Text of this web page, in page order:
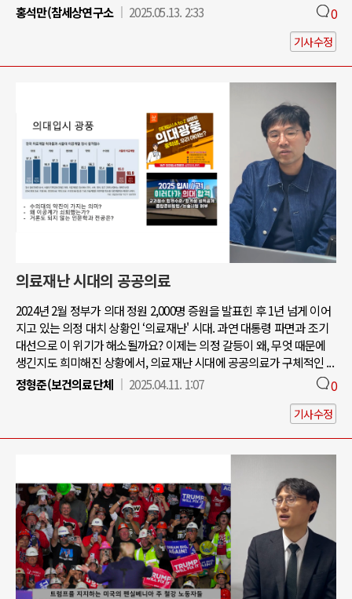
홍석만(참세상연구소
2025.05.13. 2:33 0
기사수정
의료재난 시대의 공공의료
2024년 2월 정부가 의대 정원 2,000명 증원을 발표힌 후 1년 넘게 이어
지고 있는 의정 대치 상황인 ‘의료재난' 시대. 과연 대통령 파면과 조기
대선으로 이 위기가 해소될까요? 이제는 의정 갈등이 왜, 무엇 때문에
생긴지도 희미해진 상황에서, 의료재난 시대에 공공의료가 구체적인 ...
정형준(보건의료단체
2025.04.11. 1:07 0
기사수정